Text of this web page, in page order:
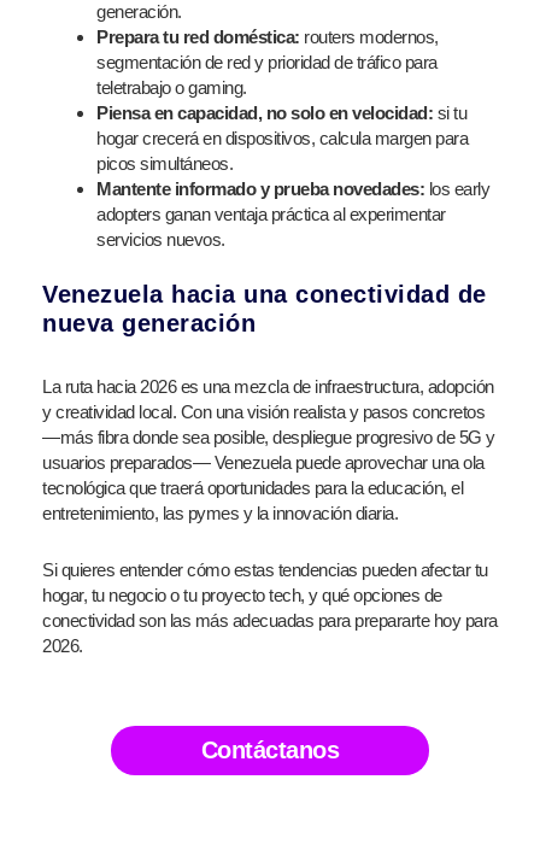
generación.
Prepara tu red doméstica: routers modernos,
segmentación de red y prioridad de tráfico para
teletrabajo o gaming.
Piensa en capacidad, no solo en velocidad: si tu
hogar crecerá en dispositivos, calcula margen para
picos simultáneos.
Mantente informado y prueba novedades: los early
adopters ganan ventaja práctica al experimentar
servicios nuevos.
Venezuela hacia una conectividad de
nueva generación
La ruta hacia 2026 es una mezcla de infraestructura, adopción
y creatividad local. Con una visión realista y pasos concretos
—más fibra donde sea posible, despliegue progresivo de 5G y
usuarios preparados— Venezuela puede aprovechar una ola
tecnológica que traerá oportunidades para la educación, el
entretenimiento, las pymes y la innovación diaria.
Si quieres entender cómo estas tendencias pueden afectar tu
hogar, tu negocio o tu proyecto tech, y qué opciones de
conectividad son las más adecuadas para prepararte hoy para
2026.
Contáctanos